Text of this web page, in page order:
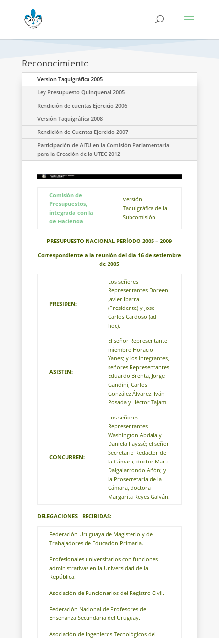
Reconocimiento
Versíon Taquigráfica 2005
Ley Presupuesto Quinquenal 2005
Rendición de cuentas Ejercicio 2006
Versión Taquigráfica 2008
Rendición de Cuentas Ejercicio 2007
Participación de AITU en la Comisión Parlamentaria
para la Creación de la UTEC 2012
Comisión de
Presupuestos,
integrada con la
de Hacienda
Versión
Taquigráfica de la
Subcomisión
PRESUPUESTO NACIONAL PERÍODO 2005 – 2009
Correspondiente a la reunión del día 16 de setiembre
de 2005
PRESIDEN:
Los señores
Representantes Doreen
Javier Ibarra
(Presidente) y José
Carlos Cardoso (ad
hoc).
ASISTEN:
El señor Representante
miembro Horacio
Yanes; y los integrantes,
señores Representantes
Eduardo Brenta, Jorge
Gandini, Carlos
González Álvarez, Iván
Posada y Héctor Tajam.
CONCURREN:
Los señores
Representantes
Washington Abdala y
Daniela Payssé; el señor
Secretario Redactor de
la Cámara, doctor Marti
Dalgalarrondo Añón; y
la Prosecretaria de la
Cámara, doctora
Margarita Reyes Galván.
DELEGACIONES RECIBIDAS:
Federación Uruguaya de Magisterio y de
Trabajadores de Educación Primaria.
Profesionales universitarios con funciones
administrativas en la Universidad de la
República.
Asociación de Funcionarios del Registro Civil.
Federación Nacional de Profesores de
Enseñanza Secundaria del Uruguay.
Asociación de Ingenieros Tecnológicos del